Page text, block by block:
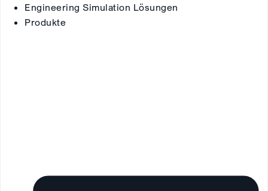
Engineering Simulation Lösungen
Produkte